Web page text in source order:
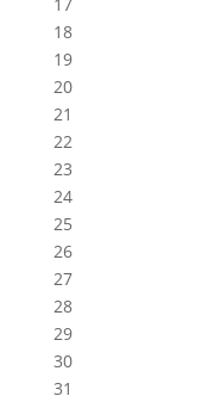
18
19
20
21
22
23
24
25
26
27
28
29
30
31